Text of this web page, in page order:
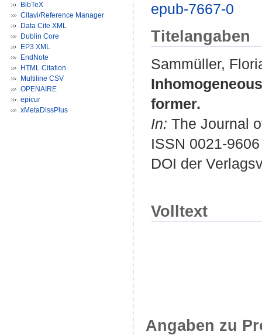
BibTeX
Citavi/Reference Manager
Data Cite XML
Dublin Core
EP3 XML
EndNote
HTML Citation
Multiline CSV
OPENAIRE
epicur
xMetaDissPlus
epub-7667-0
Titelangaben
Sammüller,
former.
In: The Journal
ISSN 0021-9606
DOI der
Volltext
Angaben zu